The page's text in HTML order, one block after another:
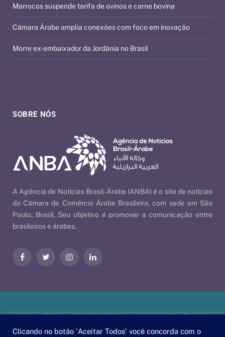
SOBRE NÓS
A Agência de Notícias Brasil-Árabe (ANBA) é o site de notícias
da Câmara de Comércio Árabe Brasileira, com sede em São
Paulo, Brasil. Seu objetivo é promover a comunicação entre
brasileiros e árabes.
FacebookTwitter InstagramLinkedIn
Marrocos suspende tarifa de ovinos e carne bovina
Câmara Árabe amplia conexões com foco em inovação
Morre ex-embaixador da Jordânia no Brasil
Nossas Políticas| © 2026 ANBA - Agência de Notícias Brasil-
Clicando no botão 'Aceitar Todos' você concorda com o